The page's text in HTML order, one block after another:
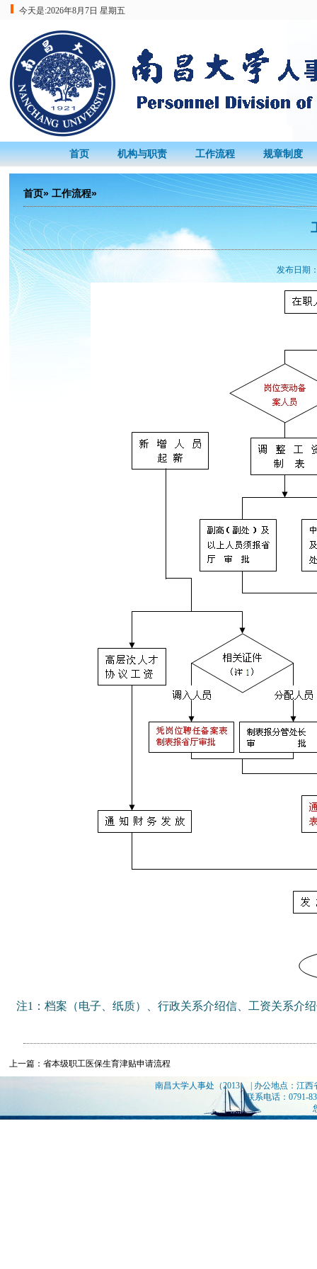
今天是:2026年8月7日 星期五
首页 机构与职责 工作流程 规章制度
首页» 工作流程»
发布日期
注1：档案（电子、纸质）、行政关系介绍信、工资关系介
上一篇：省本级职工医保生育津贴申请流程
南昌大学人事处（2013） | 办公地点：江
联系电话：0791-
您